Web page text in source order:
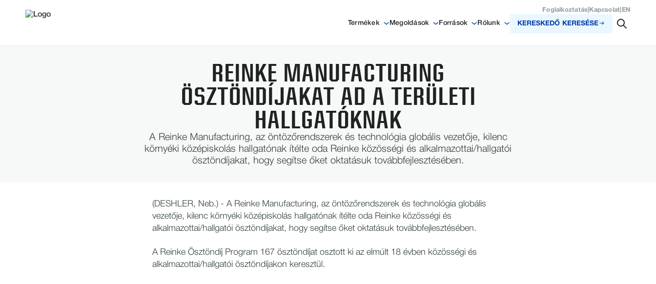
Foglalkoztatás Kapcsolat EN
Termékek Megoldások Források Rólunk KERESKEDŐ KERESÉSE
REINKE MANUFACTURING
ÖSZTÖNDÍJAKAT AD A TERÜLETI
HALLGATÓKNAK
A Reinke Manufacturing, az öntözőrendszerek és technológia globális vezetője, kilenc
környéki középiskolás hallgatónak ítélte oda Reinke közösségi és alkalmazottai/hallgatói
ösztöndíjakat, hogy segítse őket oktatásuk továbbfejlesztésében.
(DESHLER, Neb.) - A Reinke Manufacturing, az öntözőrendszerek és technológia globális
vezetője, kilenc környéki középiskolás hallgatónak ítélte oda Reinke közösségi és
alkalmazottai/hallgatói ösztöndíjakat, hogy segítse őket oktatásuk továbbfejlesztésében.
A Reinke Ösztöndíj Program 167 ösztöndíjat osztott ki az elmúlt 18 évben közösségi és
alkalmazottai/hallgatói ösztöndíjakon keresztül.